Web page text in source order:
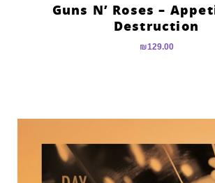
Guns N’ Roses –
Destruction
₪129.00